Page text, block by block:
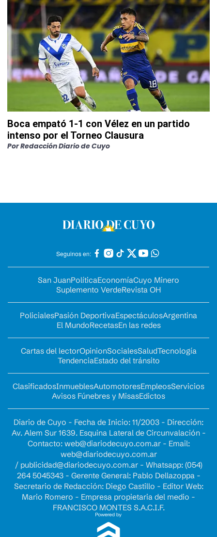
Boca empató 1-1 con Vélez en un partido
intenso por el Torneo Clausura
PorRedacción Diario de Cuyo
Seguinos en:
San JuanPolíticaEconomíaCuyo Minero
Suplemento VerdeRevista OH
PolicialesPasión DeportivaEspectáculosArgentina
El MundoRecetasEn las redes
Cartas del lectorOpinionSocialesSaludTecnología
TendenciaEstado del tránsito
ClasificadosInmueblesAutomotoresEmpleosServicios
Avisos Fúnebres y MisasEdictos
Diario de Cuyo - Fecha de Inicio: 11/2003 - Dirección:
Av. Alem Sur 1639. Esquina Lateral de Circunvalación -
Contacto: web@diariodecuyo.com.ar- Email:
web@diariodecuyo.com.ar
/ publicidad@diariodecuyo.com.ar- Whatsapp: (054)
264 5045343 - Gerente General: Pablo Dellazoppa -
Secretario de Redacción: Diego Castillo - Editor Web:
Mario Romero - Empresa propietaria del medio -
FRANCISCO MONTES S.A.C.I.F.